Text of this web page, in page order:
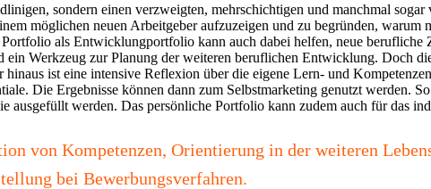
sondern einen verzweigten, mehrschichtigen und manchmal
möglichen neuen Arbeitgeber aufzuzeigen und zu begründen,
als Entwicklungportfolio kann auch dabei helfen, neue
Werkzeug zur Planung der weiteren beruflichen Entwicklung. Doch
ist eine intensive Reflexion über die eigene Lern- und
Die Ergebnisse können dann zum Selbstmarketing genutzt werden.
ausgefüllt werden. Das persönliche Portfolio kann zudem auch für das
von Kompetenzen, Orientierung in der weiteren
bei Bewerbungsverfahren.